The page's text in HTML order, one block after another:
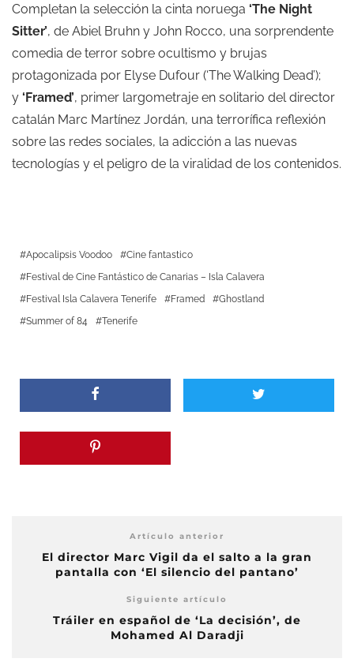
Completan la selección la cinta noruega ‘The Night
Sitter’, de Abiel Bruhn y John Rocco, una sorprendente
comedia de terror sobre ocultismo y brujas
protagonizada por Elyse Dufour (‘The Walking Dead’);
y ‘Framed’, primer largometraje en solitario del director
catalán Marc Martínez Jordán, una terrorífica reflexión
sobre las redes sociales, la adicción a las nuevas
tecnologías y el peligro de la viralidad de los contenidos.
Apocalipsis Voodoo
Cine fantastico
Festival de Cine Fantástico de Canarias – Isla Calavera
Festival Isla Calavera Tenerife
Framed
Ghostland
Summer of 84
Tenerife
Artículo anterior
El director Marc Vigil da el salto a la gran
pantalla con ‘El silencio del pantano’
Siguiente artículo
Tráiler en español de ‘La decisión’, de
Mohamed Al Daradji